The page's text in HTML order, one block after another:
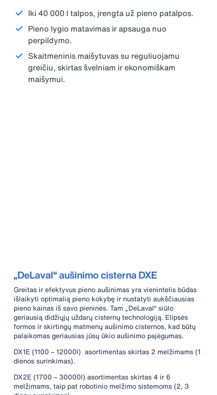
Iki 40 000 l talpos, įrengta už pieno patalpos.
Pieno lygio matavimas ir apsauga nuo
perpildymo.
Skaitmeninis maišytuvas su reguliuojamu
greičiu, skirtas švelniam ir ekonomiškam
maišymui.
„DeLaval“ aušinimo cisterna DXE
Greitas ir efektyvus pieno aušinimas yra vienintelis būdas
išlaikyti optimalią pieno kokybę ir nustatyti aukščiausias
pieno kainas iš savo pieninės. Tam „DeLaval“ siūlo
geriausią didžiųjų uždarų cisternų technologiją. Elipsės
formos ir skirtingų matmenų aušinimo cisternos, kad būtų
palaikomas geriausias jūsų ūkio aušinimo pajėgumas.
DX1E (1100 – 12000l) asortimentas skirtas 2 melžimams (1
dienos surinkimas).
DX2E (1700 – 30000l) asortimentas skirtas 4 ir 6
melžimams, taip pat robotinio melžimo sistemoms (2, 3